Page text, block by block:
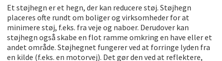
Et støjhegn er et hegn, der kan reducere støj. Støjhegn
placeres ofte rundt om boliger og virksomheder for at
minimere støj, f.eks. fra veje og naboer. Derudover kan
støjhegn også skabe en flot ramme omkring en have eller et
andet område. Støjhegnet fungerer ved at forringe lyden fra
en kilde (f.eks. en motorvej). Det gør den ved at reflektere,